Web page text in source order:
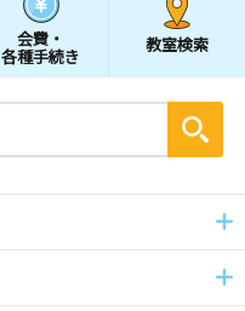
会費・
各種手続き
教室検索